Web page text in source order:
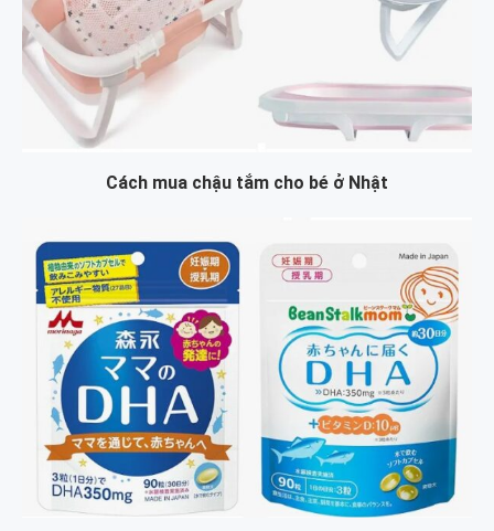
Cách mua chậu tắm cho bé ở Nhật